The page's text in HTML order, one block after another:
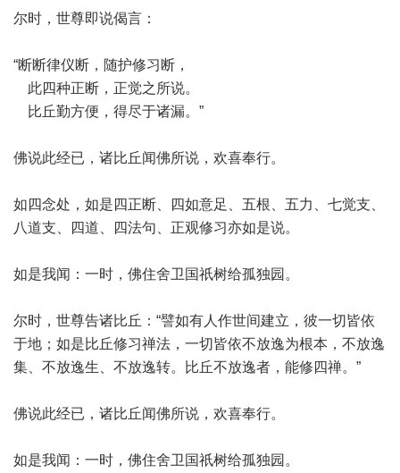
尔时，世尊即说偈言：
“断断律仪断，随护修习断，
此四种正断，正觉之所说。
比丘勤方便，得尽于诸漏。”
佛说此经已，诸比丘闻佛所说，欢喜奉行。
如四念处，如是四正断、四如意足、五根、五力、七觉支、
八道支、四道、四法句、正观修习亦如是说。
如是我闻：一时，佛住舍卫国祇树给孤独园。
尔时，世尊告诸比丘：“譬如有人作世间建立，彼一切皆依
于地；如是比丘修习禅法，一切皆依不放逸为根本，不放逸
集、不放逸生、不放逸转。比丘不放逸者，能修四禅。”
佛说此经已，诸比丘闻佛所说，欢喜奉行。
如是我闻：一时，佛住舍卫国祇树给孤独园。